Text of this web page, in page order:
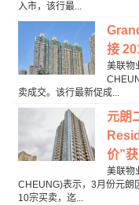
入市，该行最...
接
美联物
卖成交。该行最新促成...
元朗
价”
美联物
CHEUNG)表示，3月份元朗
10宗买卖，迄...